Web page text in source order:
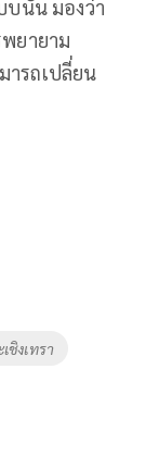
บนั้น มองว่า
ยายาม
ารถเปลี่ยน
ชิงเทรา